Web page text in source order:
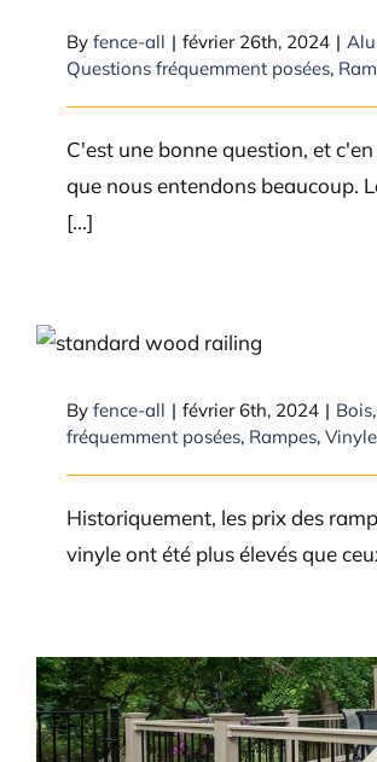
By fence-all | février 26th, 2024 |
Questions fréquemment posées,
C'est une bonne question, et
que nous entendons beaucoup.
[...]
Est-ce qu’une rampe en
en bois?
By fence-all | février 6th, 2024 | Bois,
fréquemment posées, Rampes, Vinyle
Historiquement, les prix des
vinyle ont été plus élevés que